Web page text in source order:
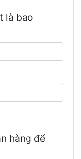
là bao
hàng để